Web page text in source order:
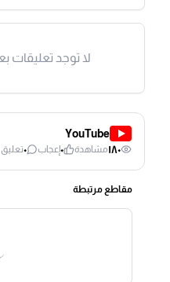
لا توجد تعليقات
YouTube
١٨٠مشاهدة ٠إعجاب ٠تعليق
مقاطع مرتبطة